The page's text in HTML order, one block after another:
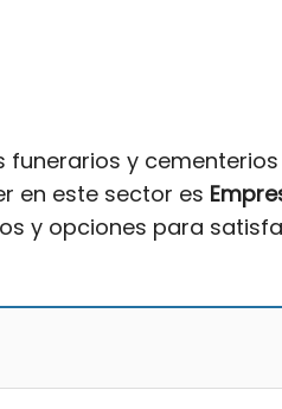
y
en este sector es
y opciones para